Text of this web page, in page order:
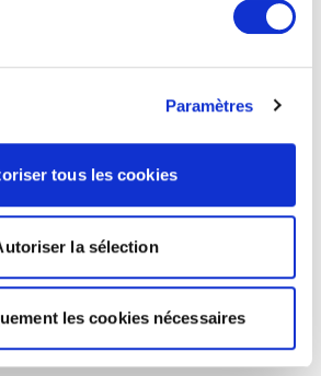
Paramètres
tous les cookies
la sélection
les cookies nécessaires